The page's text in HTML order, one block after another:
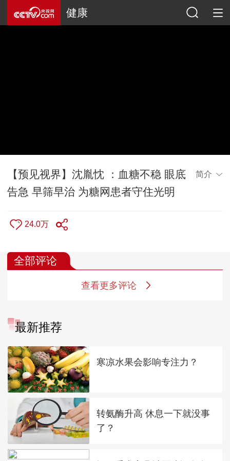
健康
【预见视界】沈胤忱 ：血糖不稳 眼底
告急 早筛早治 为糖网患者守住光明
简介
24.0万
全部评论
查看更多评论
最新推荐
寒凉水果会影响专注力？
转氨酶升高 休息一下就没事
了？